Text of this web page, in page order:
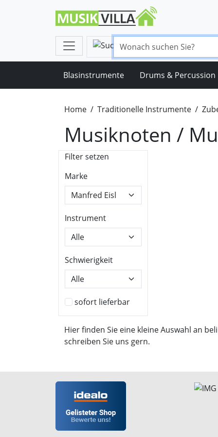
Blasinstrumente Drums & Percussion
Home Traditionelle Instrumente
Musiknoten /
Filter setzen
Marke
Instrument
Schwierigkeit
sofort lieferbar
Hier finden Sie eine kleine Auswahl an
schreiben Sie uns gern.